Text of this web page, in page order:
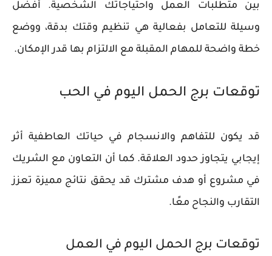
بين متطلبات العمل واحتياجاتك الشخصية. أفضل
وسيلة للتعامل بفعالية هي تنظيم وقتك بدقة، ووضع
خطة واضحة للمهام المقبلة مع الالتزام بها قدر الإمكان.
توقعات برج الحمل اليوم في الحب
قد يكون للتفاهم والانسجام في حياتك العاطفية أثر
إيجابي يتجاوز حدود العلاقة. كما أن التعاون مع الشريك
في مشروع أو هدف مشترك قد يحقق نتائج مميزة تعزز
التقارب والنجاح معًا.
توقعات برج الحمل اليوم في العمل